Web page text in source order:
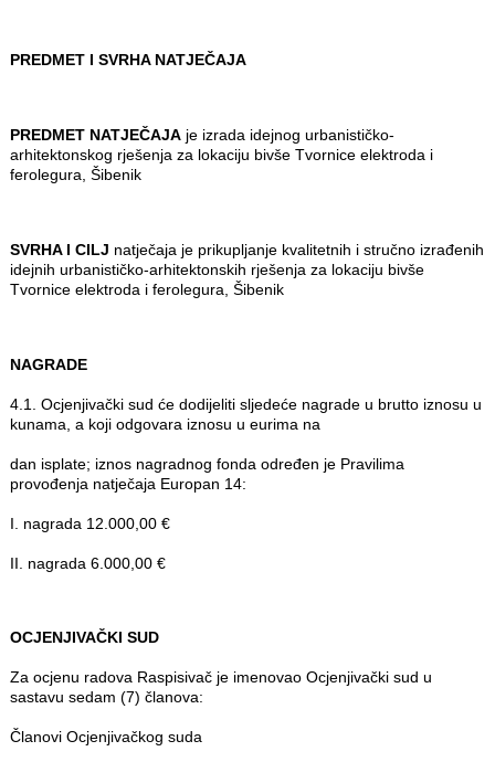
PREDMET I SVRHA NATJEČAJA
PREDMET NATJEČAJAje izrada idejnog urbanističko-
arhitektonskog rješenja za lokaciju bivše Tvornice elektroda i
ferolegura, Šibenik
SVRHA I CILJ natječaja je prikupljanje kvalitetnih i stručno izrađenih
idejnih urbanističko-arhitektonskih rješenja za lokaciju bivše
Tvornice elektroda i ferolegura, Šibenik
NAGRADE
4.1. Ocjenjivački sud će dodijeliti sljedeće nagrade u brutto iznosu u
kunama, a koji odgovara iznosu u eurima na
dan isplate; iznos nagradnog fonda određen je Pravilima
provođenja natječaja Europan 14:
I. nagrada 12.000,00 €
II. nagrada 6.000,00 €
OCJENJIVAČKI SUD
Za ocjenu radova Raspisivač je imenovao Ocjenjivački sud u
sastavu sedam (7) članova:
Članovi Ocjenjivačkog suda